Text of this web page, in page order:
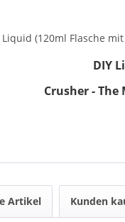
Liquid (120ml Flasche
DIY
Crusher -
Artikel Kunden